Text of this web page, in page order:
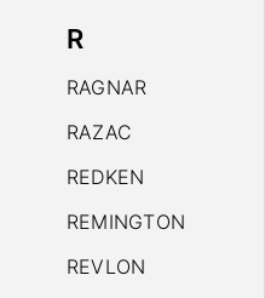
R
RAGNAR
RAZAC
REDKEN
REMINGTON
REVLON